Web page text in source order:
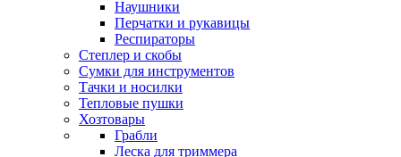
Наушники
Перчатки и рукавицы
Респираторы
Степлер и скобы
Сумки для инструментов
Тачки и носилки
Тепловые пушки
Хозтовары
Грабли
Леска для триммера